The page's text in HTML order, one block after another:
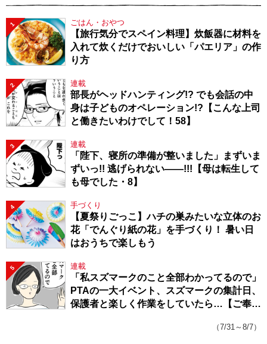
1 ごはん・おやつ
【旅行気分でスペイン料理】炊飯器に材料を
入れて炊くだけでおいしい「パエリア」の作
り方
2 連載
部長がヘッドハンティング!? でも会話の中
身は子どものオペレーション!?【こんな上司
と働きたいわけでして！58】
3 連載
「陛下、寝所の準備が整いました」まずいま
ずいっ!! 逃げられない――!!!【母は転生して
も母でした・8】
4 手づくり
【夏祭りごっこ】ハチの巣みたいな立体のお
花「でんぐり紙の花」を手づくり！ 暑い日
はおうちで楽しもう
5 連載
「私スズマークのこと全部わかってるので」
PTAの一大イベント、スズマークの集計日、
保護者と楽しく作業をしていたら…【ご奉仕
（7/31～8/7）